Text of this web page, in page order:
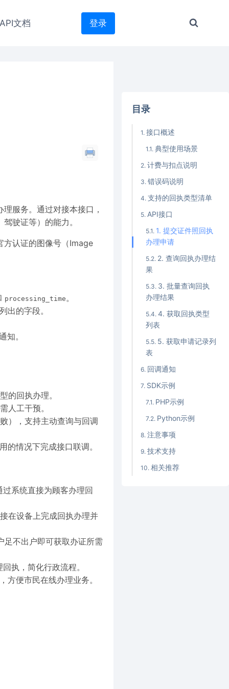
API文档 登录
服务。通过对接本接口，
驶证等）的能力。
方认证的图像号（Image
processing_time。
出的字段。
知。
的回执办理。
人工干预。
），支持主动查询与回调
情况下完成接口联调。
系统直接为顾客办理回
在设备上完成回执办理并
足不出户即可获取办证所需
执，简化行政流程。
方便市民在线办理业务。
目录
接口概述
典型使用场景
计费与扣点说明
错误码说明
支持的回执类型清单
API接口
1. 提交证件照回执
办理申请
2. 查询回执办理结
果
3. 批量查询回执
办理结果
4. 获取回执类型
列表
5. 获取申请记录列
表
回调通知
SDK示例
PHP示例
Python示例
注意事项
技术支持
相关推荐